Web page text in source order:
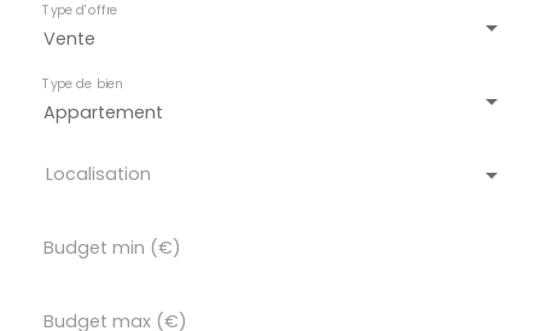
Vente
Type d'offre
Appartement
Type de bien
Localisation
Budget min (€)
Budget max (€)